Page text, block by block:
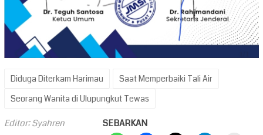
Diduga Diterkam Harimau
Saat Memperbaiki Tali Air
Seorang Wanita di Ulupungkut Tewas
Editor: Syahren SEBARKAN